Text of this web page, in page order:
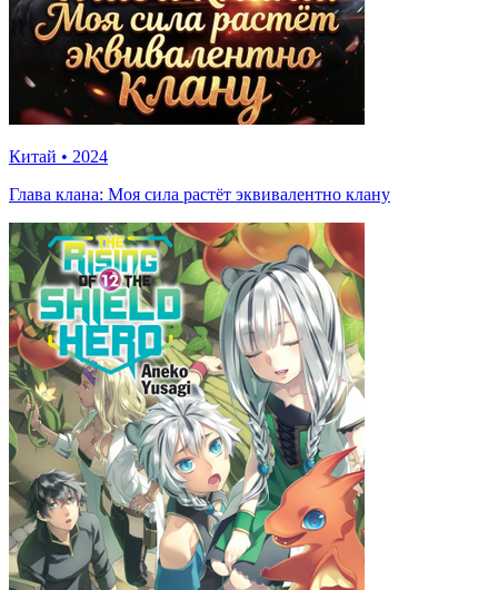
Китай • 2024
Глава клана: Моя сила растёт эквивалентно клану